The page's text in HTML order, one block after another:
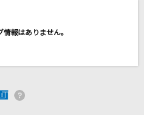
プバージョン)